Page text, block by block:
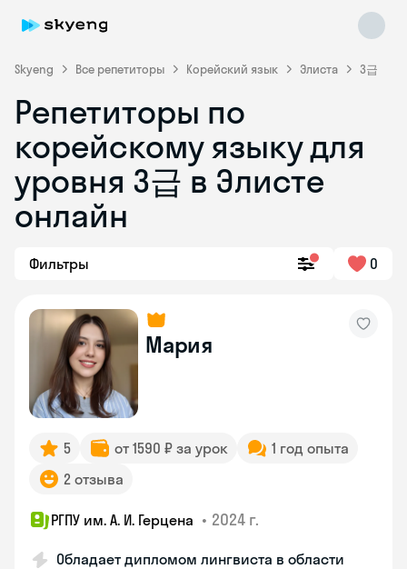
Skyeng Все репетиторы Корейский язык Элиста 3급
Репетиторы по
корейскому языку для
уровня 3급 в Элисте
онлайн
Фильтры 0
Мария
5 от 1590 ₽ за урок
1 год опыта
2 отзыва
РГПУ им. А. И. Герцена • 2024 г.
Обладает дипломом лингвиста в области
Skyeng Chat